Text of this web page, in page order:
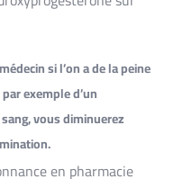
si l’on a de la peine
exemple d’un
vous diminuerez
en pharmacie